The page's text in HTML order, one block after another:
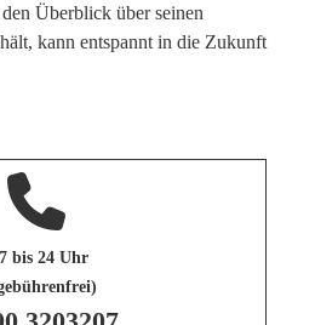
Überblick über seinen
kann entspannt in die Zukunft
7 bis 24 Uhr